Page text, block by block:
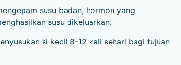
susu badan, hormon yang
susu dikeluarkan.
si kecil 8-12 kali sehari bagi tujuan